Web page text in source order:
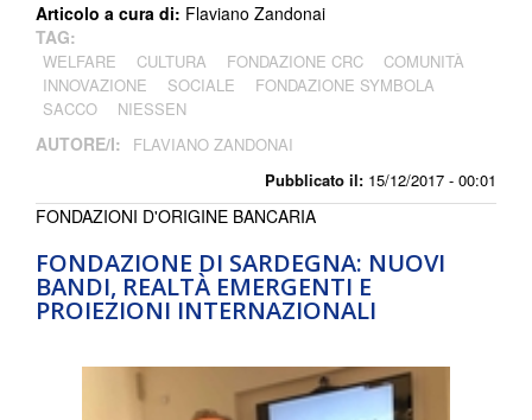
Pubblicato il: 15/12/2017 - 00:01
Articolo a cura di: Flaviano Zandonai
TAG:
WELFARE CULTURA FONDAZIONE CRC
COMUNITÀ
INNOVAZIONE
SOCIALE
FONDAZIONE SYMBOLA
SACCO
NIESSEN
AUTORE/I: FLAVIANO ZANDONAI
FONDAZIONE DI SARDEGNA: NUOVI
BANDI, REALTÀ EMERGENTI E
PROIEZIONI INTERNAZIONALI
FONDAZIONI D'ORIGINE BANCARIA